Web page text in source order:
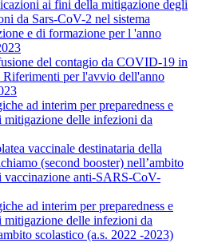
ai fini della mitigazione degli
da Sars-CoV-2 nel sistema
e di formazione per l 'anno
del contagio da COVID-19 in
Riferimenti per l'avvio dell'anno
ad interim per preparedness e
mitigazione delle infezioni da
vaccinale destinataria della
(second booster) nell’ambito
vaccinazione anti-SARS-CoV-
ad interim per preparedness e
mitigazione delle infezioni da
scolastico (a.s. 2022 -2023)